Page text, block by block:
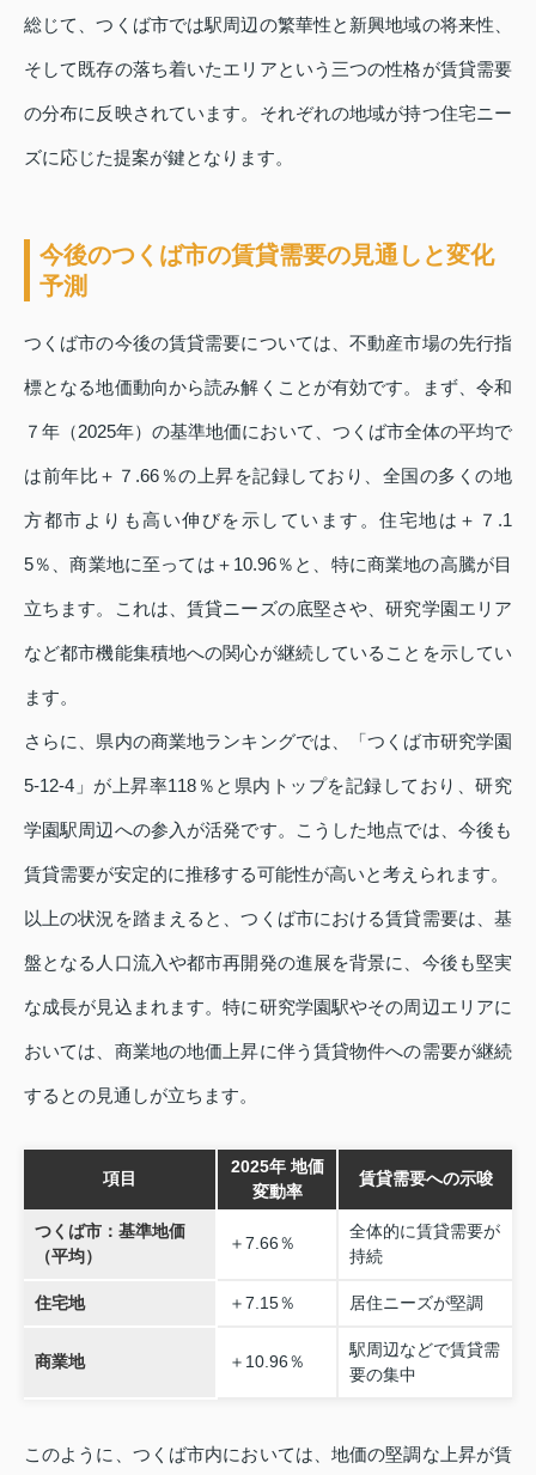
総じて、つくば市では駅周辺の繁華性と新興地域の将来性、
そして既存の落ち着いたエリアという三つの性格が賃貸需要
の分布に反映されています。それぞれの地域が持つ住宅ニー
ズに応じた提案が鍵となります。
今後のつくば市の賃貸需要の見通しと変化
予測
つくば市の今後の賃貸需要については、不動産市場の先行指
標となる地価動向から読み解くことが有効です。まず、令和
７年（2025年）の基準地価において、つくば市全体の平均で
は前年比＋７.66％の上昇を記録しており、全国の多くの地
方都市よりも高い伸びを示しています。住宅地は＋７.1
5％、商業地に至っては＋10.96％と、特に商業地の高騰が目
立ちます。これは、賃貸ニーズの底堅さや、研究学園エリア
など都市機能集積地への関心が継続していることを示してい
ます。
さらに、県内の商業地ランキングでは、「つくば市研究学園
5‑12‑4」が上昇率118％と県内トップを記録しており、研究
学園駅周辺への参入が活発です。こうした地点では、今後も
賃貸需要が安定的に推移する可能性が高いと考えられます。
以上の状況を踏まえると、つくば市における賃貸需要は、基
盤となる人口流入や都市再開発の進展を背景に、今後も堅実
な成長が見込まれます。特に研究学園駅やその周辺エリアに
おいては、商業地の地価上昇に伴う賃貸物件への需要が継続
するとの見通しが立ちます。
項目
2025年 地価
変動率
賃貸需要への示唆
つくば市：基準地価
（平均）
＋7.66％
全体的に賃貸需要が
持続
住宅地 ＋7.15％ 居住ニーズが堅調
商業地 ＋10.96％
駅周辺などで賃貸需
要の集中
このように、つくば市内においては、地価の堅調な上昇が賃